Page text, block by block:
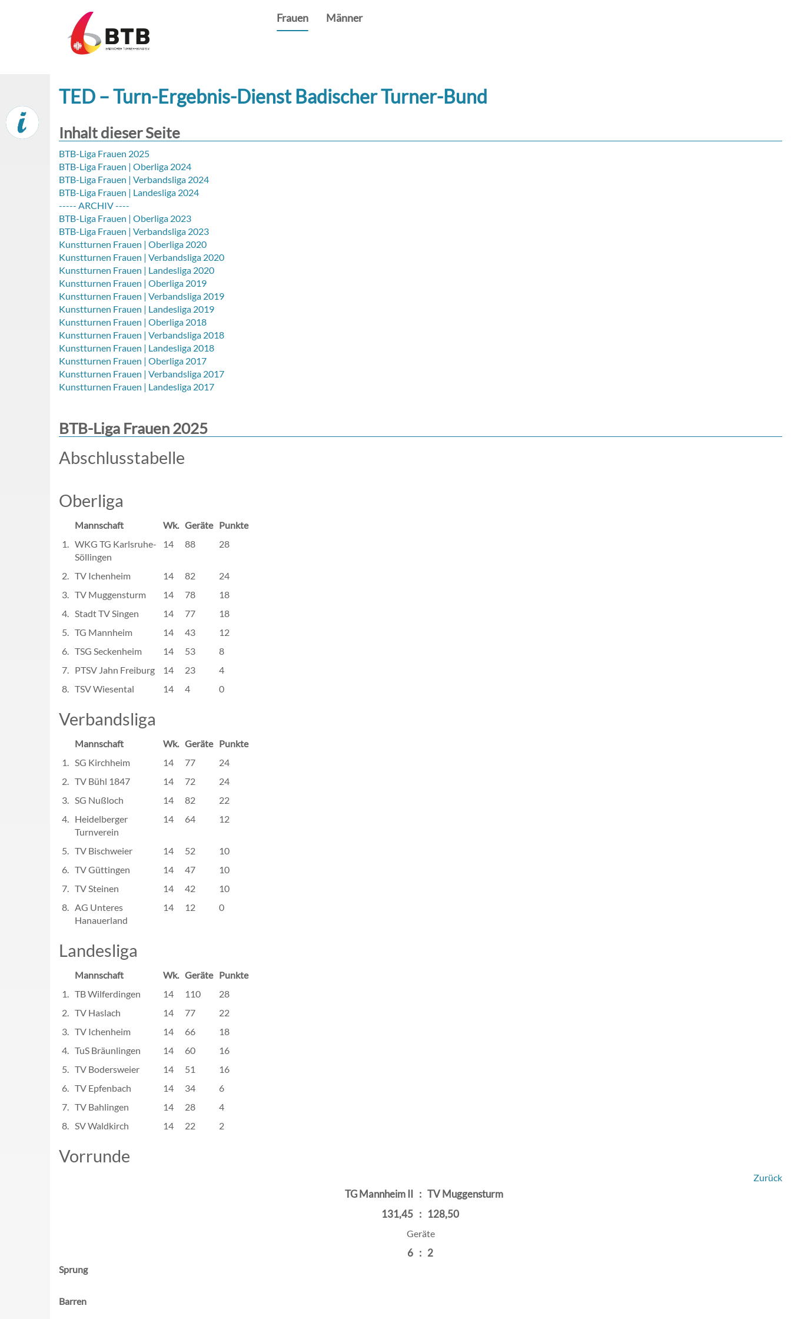
Frauen Männer
TED – Turn-Ergebnis-Dienst Badischer Turner-Bund
Inhalt dieser Seite
BTB-Liga Frauen 2025
BTB-Liga Frauen | Oberliga 2024
BTB-Liga Frauen | Verbandsliga 2024
BTB-Liga Frauen | Landesliga 2024
----- ARCHIV ----
BTB-Liga Frauen | Oberliga 2023
BTB-Liga Frauen | Verbandsliga 2023
Kunstturnen Frauen | Oberliga 2020
Kunstturnen Frauen | Verbandsliga 2020
Kunstturnen Frauen | Landesliga 2020
Kunstturnen Frauen | Oberliga 2019
Kunstturnen Frauen | Verbandsliga 2019
Kunstturnen Frauen | Landesliga 2019
Kunstturnen Frauen | Oberliga 2018
Kunstturnen Frauen | Verbandsliga 2018
Kunstturnen Frauen | Landesliga 2018
Kunstturnen Frauen | Oberliga 2017
Kunstturnen Frauen | Verbandsliga 2017
Kunstturnen Frauen | Landesliga 2017
BTB-Liga Frauen 2025
Abschlusstabelle
Oberliga
Mannschaft Wk. Geräte Punkte
1. WKG TG Karlsruhe-
Söllingen
14 88 28
2. TV Ichenheim 14 82
24
3. TV Muggensturm 14 78
18
4. Stadt TV Singen 14 77
18
5. TG Mannheim 14 43
12
6. TSG Seckenheim 14 53
8
7. PTSV Jahn Freiburg 14 23
4
8. TSV Wiesental 14 4 0
Verbandsliga
Mannschaft Wk. Geräte Punkte
1. SG Kirchheim 14 77
24
2. TV Bühl 1847 14 72
24
3. SG Nußloch 14 82
22
4. Heidelberger
Turnverein
14 64 12
5. TV Bischweier 14 52
10
6. TV Güttingen 14 47
10
7. TV Steinen 14 42
10
8. AG Unteres
Hanauerland
14 12 0
Landesliga
Mannschaft Wk. Geräte Punkte
1. TB Wilferdingen 14 110
28
2. TV Haslach 14 77
22
3. TV Ichenheim 14 66
18
4. TuS Bräunlingen 14 60
16
5. TV Bodersweier 14 51
16
6. TV Epfenbach 14 34
6
7. TV Bahlingen 14 28
4
8. SV Waldkirch 14 22 2
Vorrunde
Zurück
TG Mannheim II : TV Muggensturm
131,45 : 128,50
Geräte
6 : 2
Sprung
Barren